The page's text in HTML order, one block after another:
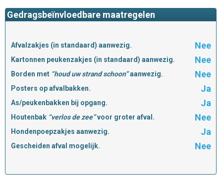
Gedragsbeïnvloedbare maatregelen
Afvalzakjes (in standaard) aanwezig. Nee
Kartonnen peukenzakjes (in standaard) aanwezig. Nee
Borden met “houd uw strand schoon”aanwezig. Nee
Posters op afvalbakken. Ja
As/peukenbakken bij opgang. Ja
Houtenbak “verlos de zee”voor groter afval. Nee
Hondenpoepzakjes aanwezig. Ja
Gescheiden afval mogelijk. Nee